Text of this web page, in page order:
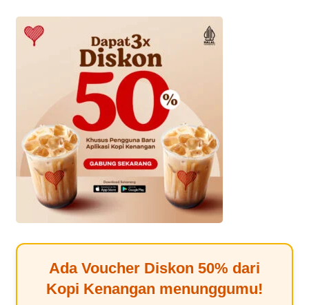
Ada Voucher Diskon 50% dari
Kopi Kenangan menunggumu!